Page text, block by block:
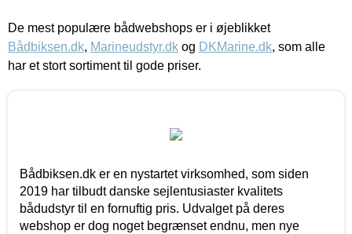
De mest populære bådwebshops er i øjeblikket
Bådbiksen.dk, Marineudstyr.dk og DKMarine.dk, som alle
har et stort sortiment til gode priser.
Bådbiksen.dk er en nystartet virksomhed, som siden
2019 har tilbudt danske sejlentusiaster kvalitets
bådudstyr til en fornuftig pris. Udvalget på deres
webshop er dog noget begrænset endnu, men nye